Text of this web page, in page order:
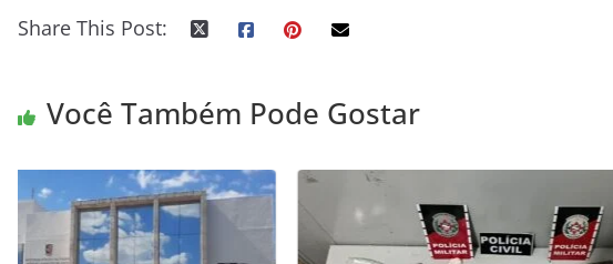
Share This Post:
Você Também Pode Gostar